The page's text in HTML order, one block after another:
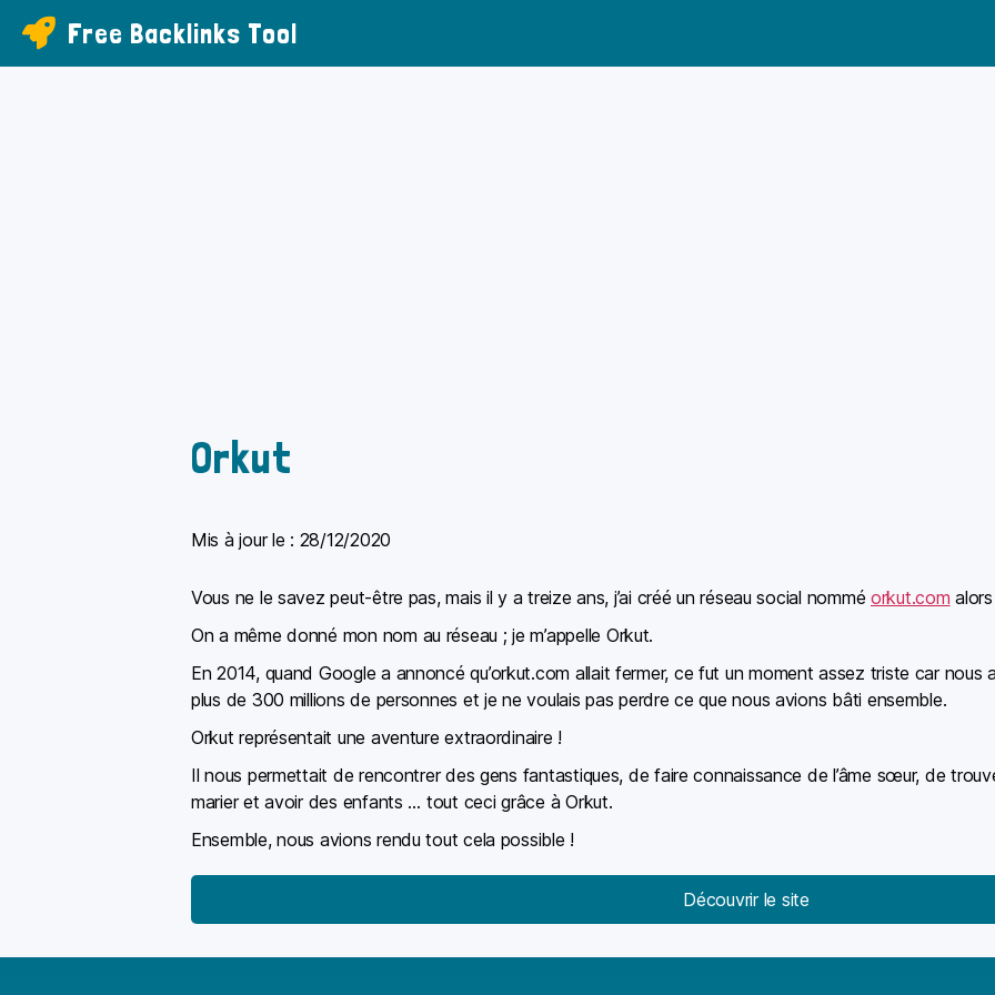
Free Backlinks Tool
Orkut
Mis à jour le : 28/12/2020
Vous ne le savez peut-être pas, mais il y a treize ans, j’ai créé un réseau social nommé orkut.com
On a même donné mon nom au réseau ; je m’appelle Orkut.
En 2014, quand Google a annoncé qu’orkut.com allait fermer, ce fut un moment assez triste car
plus de 300 millions de personnes et je ne voulais pas perdre ce que nous avions bâti ensemble.
Orkut représentait une aventure extraordinaire !
Il nous permettait de rencontrer des gens fantastiques, de faire connaissance de l’âme sœur, de
marier et avoir des enfants … tout ceci grâce à Orkut.
Ensemble, nous avions rendu tout cela possible !
Découvrir le site